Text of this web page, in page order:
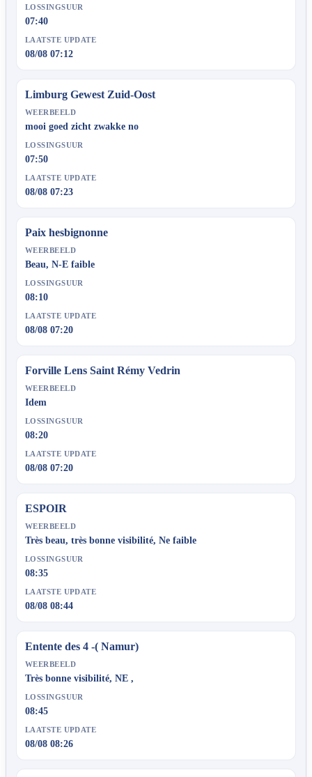
LOSSINGSUUR
07:40
LAATSTE UPDATE
08/08 07:12
Limburg Gewest Zuid-Oost
WEERBEELD
mooi goed zicht zwakke no
LOSSINGSUUR
07:50
LAATSTE UPDATE
08/08 07:23
Paix hesbignonne
WEERBEELD
Beau, N-E faible
LOSSINGSUUR
08:10
LAATSTE UPDATE
08/08 07:20
Forville Lens Saint Rémy Vedrin
WEERBEELD
Idem
LOSSINGSUUR
08:20
LAATSTE UPDATE
08/08 07:20
ESPOIR
WEERBEELD
Très beau, très bonne visibilité, Ne faible
LOSSINGSUUR
08:35
LAATSTE UPDATE
08/08 08:44
Entente des 4 -( Namur)
WEERBEELD
Très bonne visibilité, NE ,
LOSSINGSUUR
08:45
LAATSTE UPDATE
08/08 08:26